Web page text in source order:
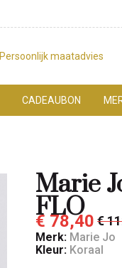
Persoonlijk maatadvies
CADEAUBON
Marie
FLO
€ 78,40 €
Merk: Marie Jo
Kleur: Koraal